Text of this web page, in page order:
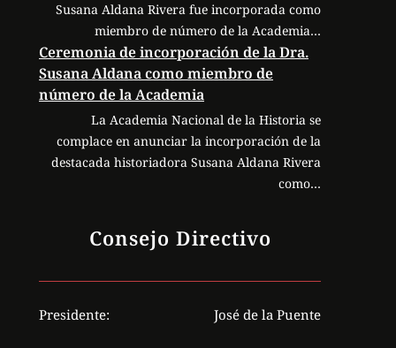
Susana Aldana Rivera fue incorporada como
miembro de número de la Academia…
Ceremonia de incorporación de la Dra.
Susana Aldana como miembro de
número de la Academia
La Academia Nacional de la Historia se
complace en anunciar la incorporación de la
destacada historiadora Susana Aldana Rivera
como…
Consejo Directivo
Presidente: José de la Puente